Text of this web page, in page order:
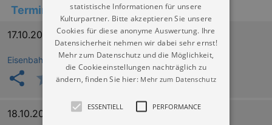
Termine
17.10.2026 10:00
Eisenbahnmuseum (IG Bw Dresden Altstadt e.V.)
18.10.2026 10:00
statistische Informationen für unsere
Kulturpartner. Bitte akzeptieren Sie unsere
Cookies für diese anonyme Auswertung. Ihre
Datensicherheit nehmen wir dabei sehr ernst!
Mehr zum Datenschutz und die Möglichkeit,
die Cookieeinstellungen nachträglich zu
ändern, finden Sie hier: Mehr zum Datenschutz
ESSENTIELL PERFORMANCE